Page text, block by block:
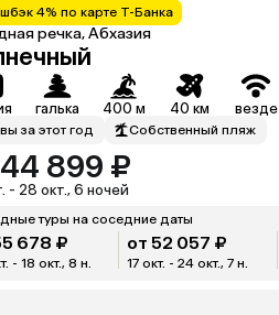
4% по карте Т-Банка
речка, Абхазия
галька 400 м 40 км везде
за этот год Собственный пляж
899 ₽
- 28 окт., 6 ночей
туры на соседние даты
678 ₽
- 18 окт., 8 н.
от 52 057 ₽
17 окт. - 24 окт., 7 н.